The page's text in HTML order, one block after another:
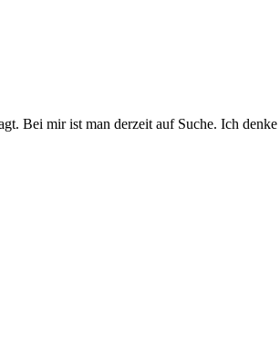
Bei mir ist man derzeit auf Suche. Ich denke